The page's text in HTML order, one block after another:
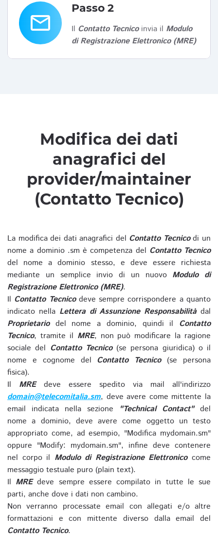
email
Passo 2
Il Contatto Tecnicoinvia il Modulo
di Registrazione Elettronico (MRE)
Modifica dei dati
anagrafici del
provider/maintainer
(Contatto Tecnico)
La modifica dei dati anagrafici del Contatto Tecnicodi un
nome a dominio .sm è competenza del Contatto Tecnico
del nome a dominio stesso, e deve essere richiesta
mediante un semplice invio di un nuovo Modulo di
Registrazione Elettronico (MRE).
Il Contatto Tecnicodeve sempre corrispondere a quanto
indicato nella Lettera di Assunzione Responsabilitàdal
Proprietariodel nome a dominio, quindi il Contatto
Tecnico, tramite il MRE, non può modificare la ragione
sociale del Contatto Tecnico(se persona giuridica) o il
nome e cognome del Contatto Tecnico(se persona
fisica).
Il MREdeve essere spedito via mail all'indirizzo
domain@telecomitalia.sm, deve avere come mittente la
email indicata nella sezione
"Technical Contact"del
nome a dominio, deve avere come oggetto un testo
appropriato come, ad esempio, "Modifica mydomain.sm"
oppure "Modify: mydomain.sm", infine deve contenere
nel corpo il Modulo di Registrazione Elettronicocome
messaggio testuale puro (plain text).
Il MREdeve sempre essere compilato in tutte le sue
parti, anche dove i dati non cambino.
Non verranno processate email con allegati e/o altre
formattazioni e con mittente diverso dalla email del
Contatto Tecnico.